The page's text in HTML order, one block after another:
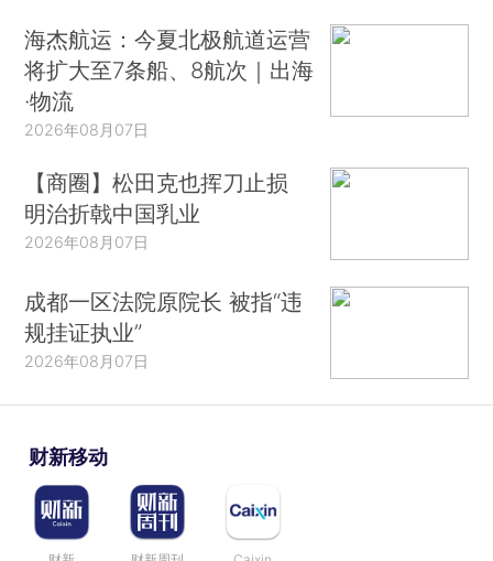
海杰航运：今夏北极航道运营
将扩大至7条船、8航次｜出海
·物流
2026年08月07日
【商圈】松田克也挥刀止损
明治折戟中国乳业
2026年08月07日
成都一区法院原院长 被指“违
规挂证执业”
2026年08月07日
财新移动